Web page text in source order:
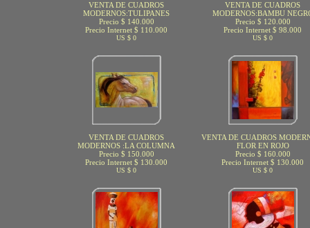
VENTA DE CUADROS
MODERNOS:TULIPANES
Precio $ 140.000
Precio Internet $ 110.000
US $ 0
VENTA DE CUADROS
MODERNOS:BAMBU
Precio $ 120.000
Precio Internet $ 98.000
US $ 0
VENTA DE CUADROS
MODERNOS :LA COLUMNA
Precio $ 150.000
Precio Internet $ 130.000
US $ 0
VENTA DE CUADROS
FLOR EN ROJO
Precio $ 160.000
Precio Internet $ 130.000
US $ 0